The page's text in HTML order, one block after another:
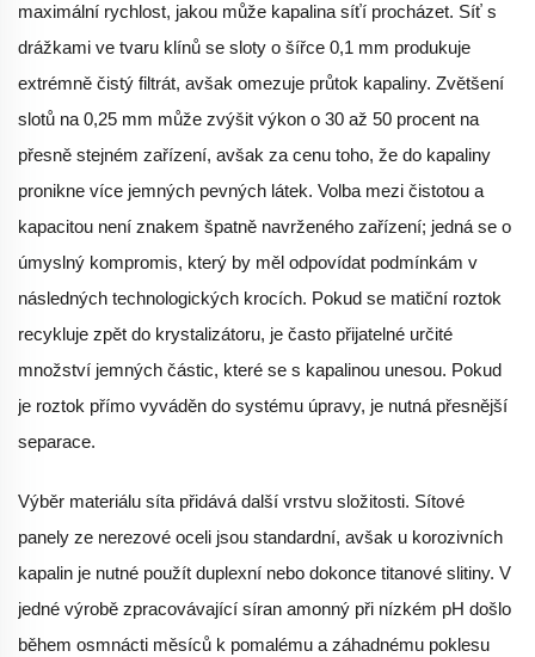
maximální rychlost, jakou může kapalina síťí procházet. Síť s
drážkami ve tvaru klínů se sloty o šířce 0,1 mm produkuje
extrémně čistý filtrát, avšak omezuje průtok kapaliny. Zvětšení
slotů na 0,25 mm může zvýšit výkon o 30 až 50 procent na
přesně stejném zařízení, avšak za cenu toho, že do kapaliny
pronikne více jemných pevných látek. Volba mezi čistotou a
kapacitou není znakem špatně navrženého zařízení; jedná se o
úmyslný kompromis, který by měl odpovídat podmínkám v
následných technologických krocích. Pokud se matiční roztok
recykluje zpět do krystalizátoru, je často přijatelné určité
množství jemných částic, které se s kapalinou unesou. Pokud
je roztok přímo vyváděn do systému úpravy, je nutná přesnější
separace.
Výběr materiálu síta přidává další vrstvu složitosti. Sítové
panely ze nerezové oceli jsou standardní, avšak u korozivních
kapalin je nutné použít duplexní nebo dokonce titanové slitiny. V
jedné výrobě zpracovávající síran amonný při nízkém pH došlo
během osmnácti měsíců k pomalému a záhadnému poklesu